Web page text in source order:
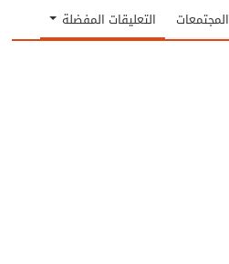
المجتمعات التعليقات المفضلة